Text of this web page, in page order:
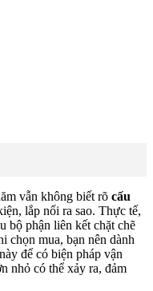
vẫn không biết rõ cấu
lắp nối ra sao. Thực tế,
bộ phận liên kết chặt chẽ
chọn mua, bạn nên dành
để có biện pháp vận
nhỏ có thể xảy ra, đảm